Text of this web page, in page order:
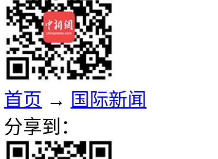
首页 → 国际新闻
分享到：